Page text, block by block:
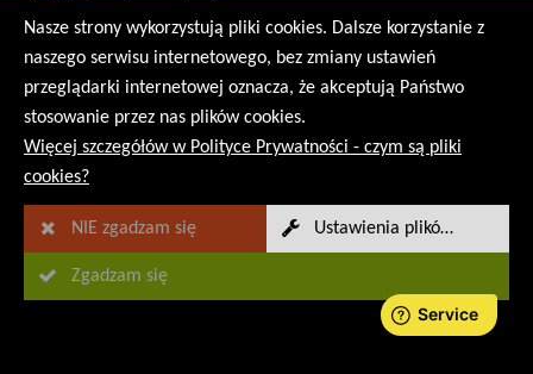
Targi i Wystawy
© RMG Messtechnik GmbH - 2026
Sitemap
Informacja prawna
Ochrona danych osobowych
Nasze strony wykorzystują pliki cookies. Dalsze korzystanie z
naszego serwisu internetowego, bez zmiany ustawień
przeglądarki internetowej oznacza, że akceptują Państwo
stosowanie przez nas plików cookies.
Więcej szczegółów w Polityce Prywatności - czym są pliki
cookies?
NIE zgadzam się Ustawienia plików Cookies
Zgadzam się